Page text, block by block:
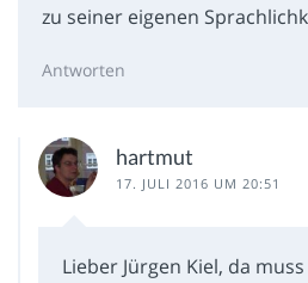
zu seiner eigenen
Antworten
hartmut
17. JULI 2016 UM 20:51
Lieber Jürgen Kiel, da